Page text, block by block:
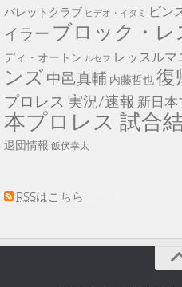
バレットクラブ ヒデオ・イタミ ビン
イラー ブロック・レ
ディ・オートン ルセフ レッスルマ
ンズ 中邑真輔 内藤哲也復
プロレス 実況/速報 新日本
本プロレス 試合
退団情報 飯伏幸太
RSSはこちら